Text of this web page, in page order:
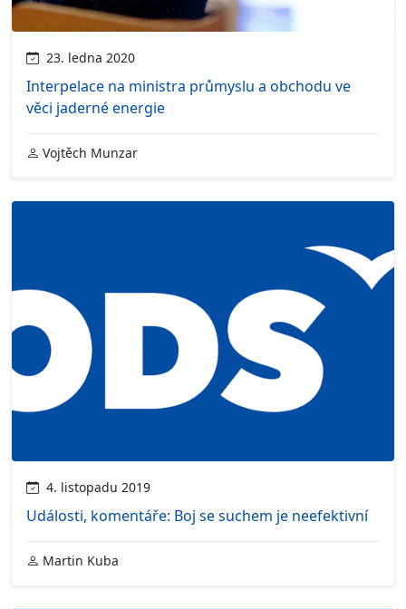
23. ledna 2020
Interpelace na ministra průmyslu a obchodu ve
věci jaderné energie
Vojtěch Munzar
4. listopadu 2019
Události, komentáře: Boj se suchem je neefektivní
Martin Kuba